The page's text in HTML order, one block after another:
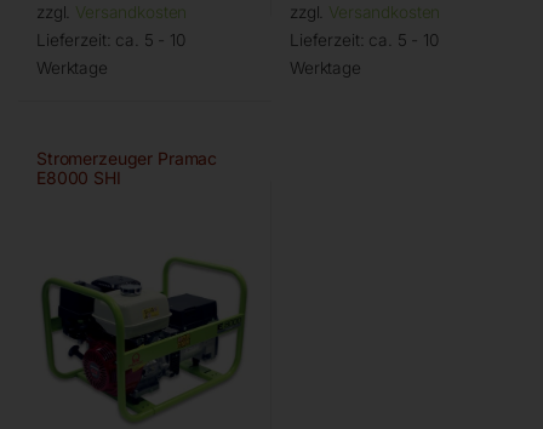
zzgl. Versandkosten
Lieferzeit: ca. 5 - 10
Werktage
zzgl. Versandkosten
Lieferzeit: ca. 5 - 10
Werktage
Stromerzeuger Pramac
E8000 SHI